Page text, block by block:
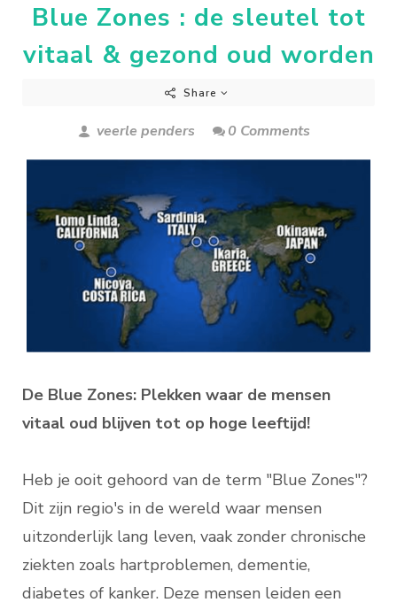
Blue Zones : de sleutel tot
vitaal & gezond oud worden
Share
veerle penders 0 Comments
De Blue Zones: Plekken waar de mensen
vitaal oud blijven tot op hoge leeftijd!
Heb je ooit gehoord van de term "Blue Zones"?
Dit zijn regio's in de wereld waar mensen
uitzonderlijk lang leven, vaak zonder chronische
ziekten zoals hartproblemen, dementie,
diabetes of kanker. Deze mensen leiden een